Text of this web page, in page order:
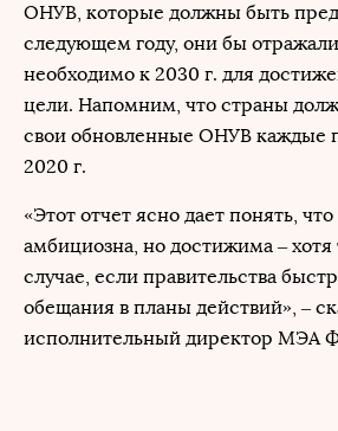
ОНУВ, которые должны быть
следующем году, они бы отражали
необходимо к 2030 г. для
цели. Напомним, что страны
свои обновленные ОНУВ каждые
2020 г.
«Этот отчет ясно дает понять,
амбициозна, но достижима – хотя
случае, если правительства
обещания в планы действий», –
исполнительный директор МЭА